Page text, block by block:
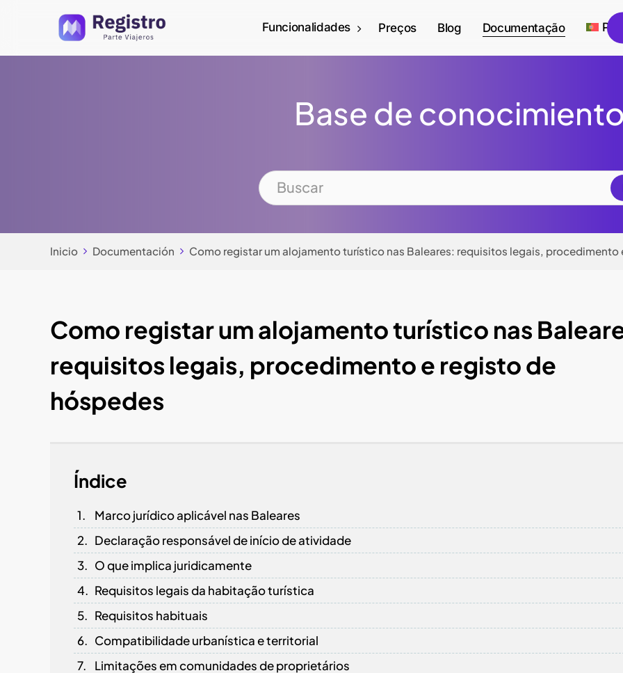
Funcionalidades Preços Blog Documentação
Base de
Inicio Documentación Como registar um alojamento turístico nas Baleares: requisitos legais, procedimento
Como registar um alojamento turístico nas
requisitos legais, procedimento e registo de
hóspedes
Índice
Marco jurídico aplicável nas Baleares
Declaração responsável de início de atividade
O que implica juridicamente
Requisitos legais da habitação turística
Requisitos habituais
Compatibilidade urbanística e territorial
Limitações em comunidades de proprietários